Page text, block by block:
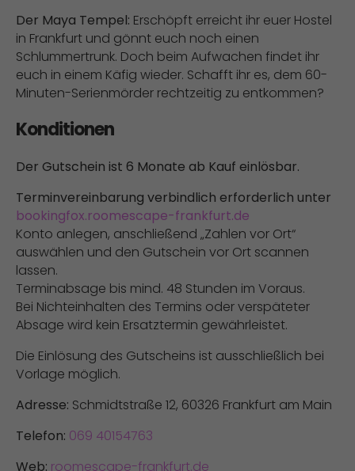
Der Maya Tempel: Erschöpft erreicht ihr euer Hostel
in Frankfurt und gönnt euch noch einen
Schlummertrunk. Doch beim Aufwachen findet ihr
euch in einem Käfig wieder. Schafft ihr es, dem 60-
Minuten-Serienmörder rechtzeitig zu entkommen?
Konditionen
Der Gutschein ist 6 Monate ab Kauf einlösbar.
Terminvereinbarung verbindlich erforderlich unter
bookingfox.roomescape-frankfurt.de
Konto anlegen, anschließend „Zahlen vor Ort“
auswählen und den Gutschein vor Ort scannen
lassen.
Terminabsage bis mind. 48 Stunden im Voraus.
Bei Nichteinhalten des Termins oder verspäteter
Absage wird kein Ersatztermin gewährleistet.
Die Einlösung des Gutscheins ist ausschließlich bei
Vorlage möglich.
Adresse: Schmidtstraße 12, 60326 Frankfurt am Main
Telefon: 069 40154763
Web: roomescape-frankfurt.de